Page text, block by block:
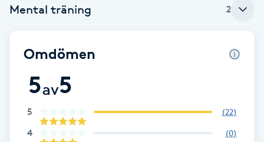
Blowout
Bottenfärg
Brynformning
Mental träning 2
Omdömen
5av5
5 (22)
4 (0)